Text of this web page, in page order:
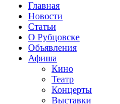
Главная
Новости
Статьи
О Рубцовске
Объявления
Афиша
Кино
Театр
Концерты
Выставки